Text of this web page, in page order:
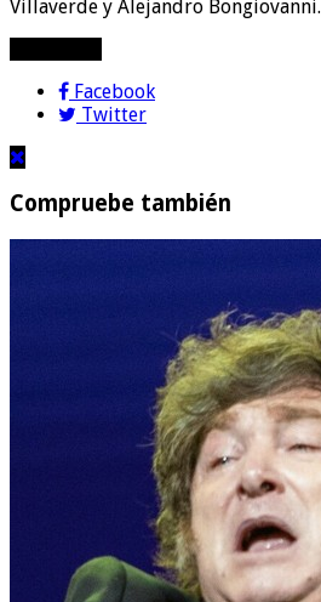
Villaverde y Alejandro Bongiovanni.
Facebook
Twitter
Compruebe también